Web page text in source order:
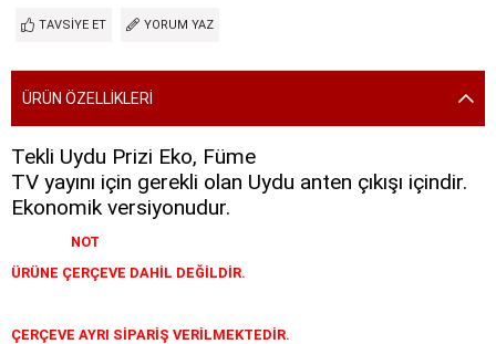
TAVSIYE ET YORUM YAZ
ÜRÜN ÖZELLIKLERI
Tekli Uydu Prizi Eko, Füme
TV yayını için gerekli olan Uydu anten çıkışı içindir.
Ekonomik versiyonudur.
NOT
ÜRÜNE ÇERÇEVE DAHİL DEĞİLDİR.
ÇERÇEVE AYRI SİPARİŞ VERİLMEKTEDİR.